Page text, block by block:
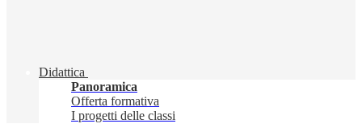
Didattica
Panoramica
Offerta formativa
I progetti delle classi